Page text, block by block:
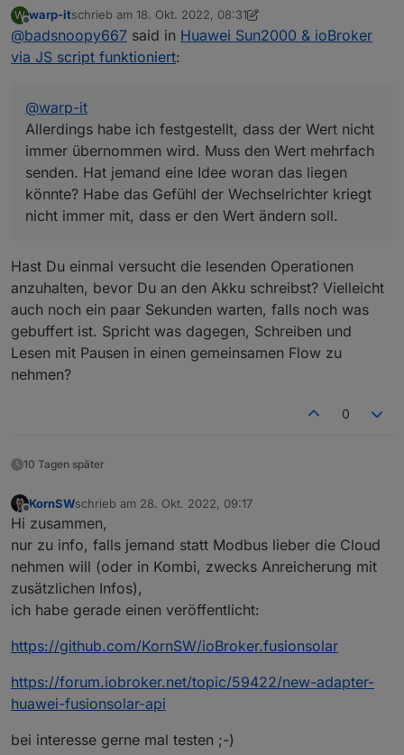
zugeben, ich kann es Dir gar nicht sagen. Die IP
die bei mir eingetragen ist, entspricht gar nicht
meinem IP-Range. Ich vermute, die IP wird in
Funktioniert auch mit dieser komischen IP.
Allerdings habe ich festgestellt, dass der Wert
nicht immer übernommen wird. Muss den Wert
mehrfach senden. Hat jemand eine Idee woran
das liegen könnte? Habe das Gefühl der
Wechselrichter kriegt nicht immer mit, dass er
den Wert ändern soll.
W
Offline
warp-itschrieb am 18. Okt. 2022, 08:31
zuletzt editiert von warp-it
@badsnoopy667 said in Huawei Sun2000 & ioBroker
via JS script funktioniert:
@warp-it
Allerdings habe ich festgestellt, dass der Wert nicht
immer übernommen wird. Muss den Wert mehrfach
senden. Hat jemand eine Idee woran das liegen
könnte? Habe das Gefühl der Wechselrichter kriegt
nicht immer mit, dass er den Wert ändern soll.
Hast Du einmal versucht die lesenden Operationen
anzuhalten, bevor Du an den Akku schreibst? Vielleicht
auch noch ein paar Sekunden warten, falls noch was
gebuffert ist. Spricht was dagegen, Schreiben und
Lesen mit Pausen in einen gemeinsamen Flow zu
nehmen?
0
10 Tagen später
KornSWschrieb am 28. Okt. 2022, 09:17
zuletzt editiert von
Hi zusammen,
nur zu info, falls jemand statt Modbus lieber die Cloud
nehmen will (oder in Kombi, zwecks Anreicherung mit
zusätzlichen Infos),
ich habe gerade einen veröffentlicht:
https://github.com/KornSW/ioBroker.fusionsolar
https://forum.iobroker.net/topic/59422/new-adapter-
huawei-fusionsolar-api
bei interesse gerne mal testen ;-)